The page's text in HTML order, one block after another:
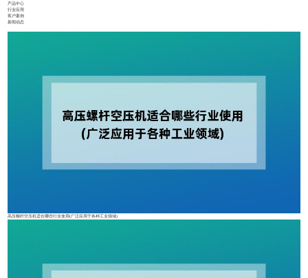
产品中心
行业应用
客户案例
新闻动态
高压螺杆空压机适合哪些行业使用(广泛应用于各种工业领域)